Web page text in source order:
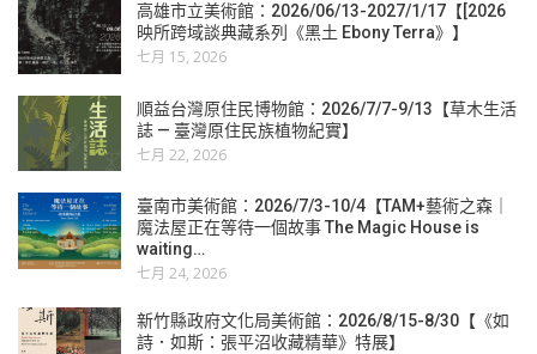
高雄市立美術館：2026/06/13-2027/1/17【[2026
映所跨域談典藏系列《黑土 Ebony Terra》】
七月 15, 2026
順益台灣原住民博物館：2026/7/7-9/13【草木生活
誌 — 臺灣原住民族植物紀實】
七月 22, 2026
臺南市美術館：2026/7/3-10/4【TAM+藝術之森｜
魔法屋正在等待一個故事 The Magic House is
waiting…
七月 24, 2026
新竹縣政府文化局美術館：2026/8/15-8/30【《如
詩．如斯：張平沼收藏精華》特展】